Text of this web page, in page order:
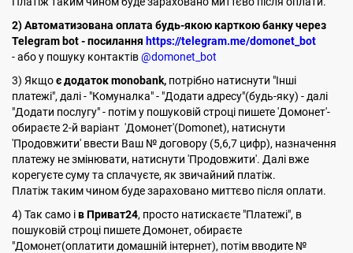
2) Автоматизована оплата будь-якою карткою банку через
Telegram bot - посилання https://telegram.me/domonet_bot
- або у пошуку контактів@domonet_bot
3) Якщоє додаток monobank, потрібно натиснути "Інші
платежі", далі - "Комуналка" - "Додати адресу"(будь-яку) - далі
"Додати послугу" - потім у пошуковій строці пишете 'Домонет'-
обираєте 2-й варіант 'Домонет'(Domonet), натиснути
'Продовжити' ввести Ваш № договору (5,6,7 цифр), назначення
платежу не змінювати, натиснути 'Продовжити'. Далі вже
корегуєте суму та сплачуєте, як звичайний платіж.
Платіж таким чином буде зараховано миттєво після оплати.
4) Так само ів Приват24, просто натискаєте "Платежі", в
пошуковій строці пишете Домонет, обираєте
"Домонет(оплатити домашній інтернет), потім вводите №